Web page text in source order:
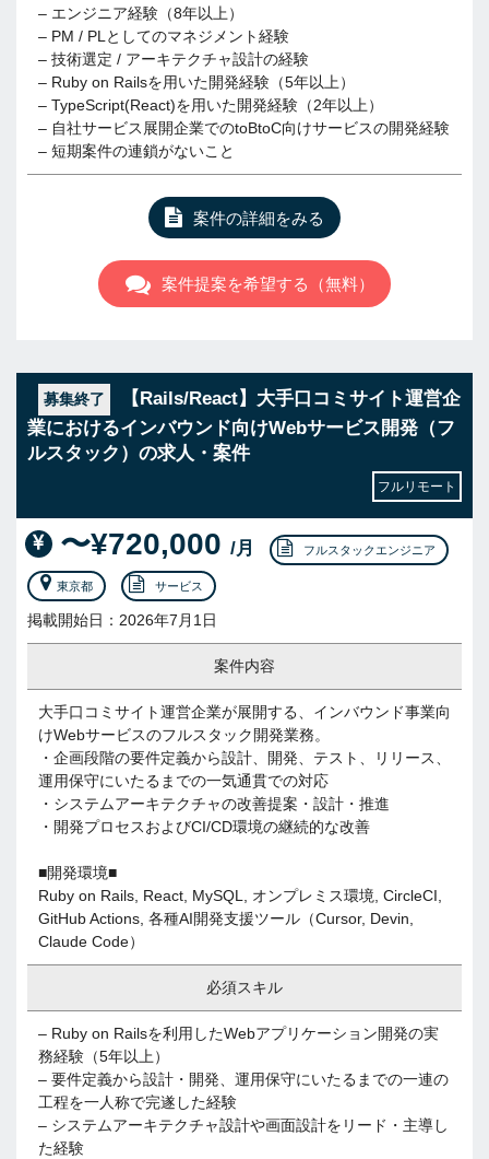
– エンジニア経験（8年以上）
– PM / PLとしてのマネジメント経験
– 技術選定 / アーキテクチャ設計の経験
– Ruby on Railsを用いた開発経験（5年以上）
– TypeScript(React)を用いた開発経験（2年以上）
– 自社サービス展開企業でのtoBtoC向けサービスの開発経験
– 短期案件の連鎖がないこと
案件の詳細をみる
案件提案を希望する（無料）
募集終了
【Rails/React】大手口コミサイト運営企
業におけるインバウンド向けWebサービス開発（フ
ルスタック）の求人・案件
フルリモート
〜¥720,000 /月 フルスタックエンジニア
東京都 サービス
掲載開始日：2026年7月1日
案件内容
大手口コミサイト運営企業が展開する、インバウンド事業向
けWebサービスのフルスタック開発業務。
・企画段階の要件定義から設計、開発、テスト、リリース、
運用保守にいたるまでの一気通貫での対応
・システムアーキテクチャの改善提案・設計・推進
・開発プロセスおよびCI/CD環境の継続的な改善
■開発環境■
Ruby on Rails, React, MySQL, オンプレミス環境, CircleCI,
GitHub Actions, 各種AI開発支援ツール（Cursor, Devin,
Claude Code）
必須スキル
– Ruby on Railsを利用したWebアプリケーション開発の実
務経験（5年以上）
– 要件定義から設計・開発、運用保守にいたるまでの一連の
工程を一人称で完遂した経験
– システムアーキテクチャ設計や画面設計をリード・主導し
た経験